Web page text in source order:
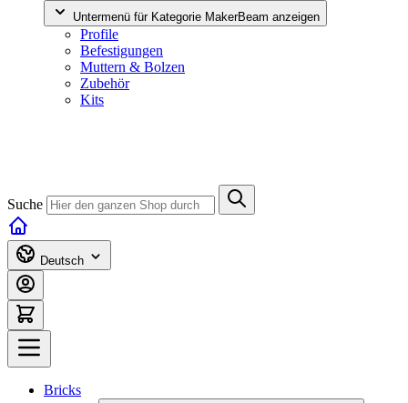
Untermenü für Kategorie MakerBeam anzeigen
Profile
Befestigungen
Muttern & Bolzen
Zubehör
Kits
Suche
Deutsch
Bricks